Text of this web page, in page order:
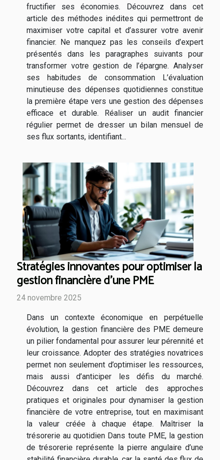
fructifier ses économies. Découvrez dans cet
article des méthodes inédites qui permettront de
maximiser votre capital et d’assurer votre avenir
financier. Ne manquez pas les conseils d’expert
présentés dans les paragraphes suivants pour
transformer votre gestion de l’épargne. Analyser
ses habitudes de consommation L’évaluation
minutieuse des dépenses quotidiennes constitue
la première étape vers une gestion des dépenses
efficace et durable. Réaliser un audit financier
régulier permet de dresser un bilan mensuel de
ses flux sortants, identifiant...
Stratégies innovantes pour optimiser la
gestion financière d'une PME
24 novembre 2025
Dans un contexte économique en perpétuelle
évolution, la gestion financière des PME demeure
un pilier fondamental pour assurer leur pérennité et
leur croissance. Adopter des stratégies novatrices
permet non seulement d’optimiser les ressources,
mais aussi d’anticiper les défis du marché.
Découvrez dans cet article des approches
pratiques et originales pour dynamiser la gestion
financière de votre entreprise, tout en maximisant
la valeur créée à chaque étape. Maîtriser la
trésorerie au quotidien Dans toute PME, la gestion
de trésorerie représente la pierre angulaire d’une